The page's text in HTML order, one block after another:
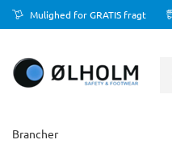
Mulighed for GRATIS fragt
Brancher